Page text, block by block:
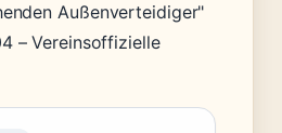
Außenverteidiger
– Vereinsoffizielle